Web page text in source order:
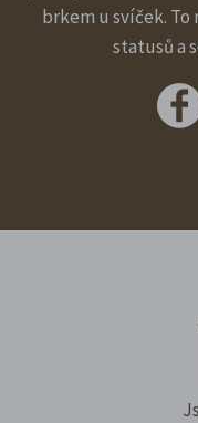
brkem u svíček. To
statusů a